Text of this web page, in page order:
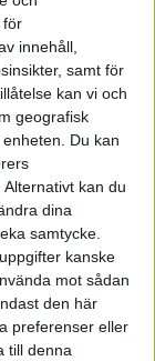
för
innehåll,
samt för
kan vi och
geografisk
Du kan
kan du
dina
samtycke.
kanske
mot sådan
den här
preferenser eller
till denna
avsnitt
från ämnena
vidare.
MEN
OCH